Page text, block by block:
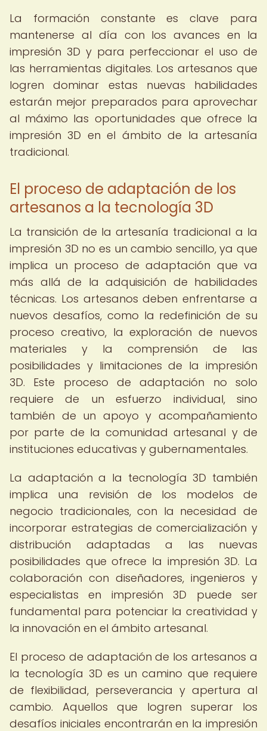
La formación constante es clave para
mantenerse al día con los avances en la
impresión 3D y para perfeccionar el uso de
las herramientas digitales. Los artesanos que
logren dominar estas nuevas habilidades
estarán mejor preparados para aprovechar
al máximo las oportunidades que ofrece la
impresión 3D en el ámbito de la artesanía
tradicional.
El proceso de adaptación de los
artesanos a la tecnología 3D
La transición de la artesanía tradicional a la
impresión 3D no es un cambio sencillo, ya que
implica un proceso de adaptación que va
más allá de la adquisición de habilidades
técnicas. Los artesanos deben enfrentarse a
nuevos desafíos, como la redefinición de su
proceso creativo, la exploración de nuevos
materiales y la comprensión de las
posibilidades y limitaciones de la impresión
3D. Este proceso de adaptación no solo
requiere de un esfuerzo individual, sino
también de un apoyo y acompañamiento
por parte de la comunidad artesanal y de
instituciones educativas y gubernamentales.
La adaptación a la tecnología 3D también
implica una revisión de los modelos de
negocio tradicionales, con la necesidad de
incorporar estrategias de comercialización y
distribución adaptadas a las nuevas
posibilidades que ofrece la impresión 3D. La
colaboración con diseñadores, ingenieros y
especialistas en impresión 3D puede ser
fundamental para potenciar la creatividad y
la innovación en el ámbito artesanal.
El proceso de adaptación de los artesanos a
la tecnología 3D es un camino que requiere
de flexibilidad, perseverancia y apertura al
cambio. Aquellos que logren superar los
desafíos iniciales encontrarán en la impresión